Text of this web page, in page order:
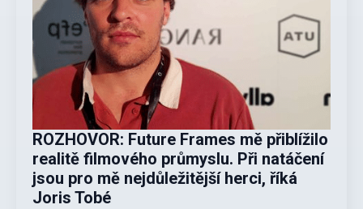
ROZHOVOR: Future Frames mě přiblížilo
realitě filmového průmyslu. Při natáčení
jsou pro mě nejdůležitější herci, říká
Joris Tobé